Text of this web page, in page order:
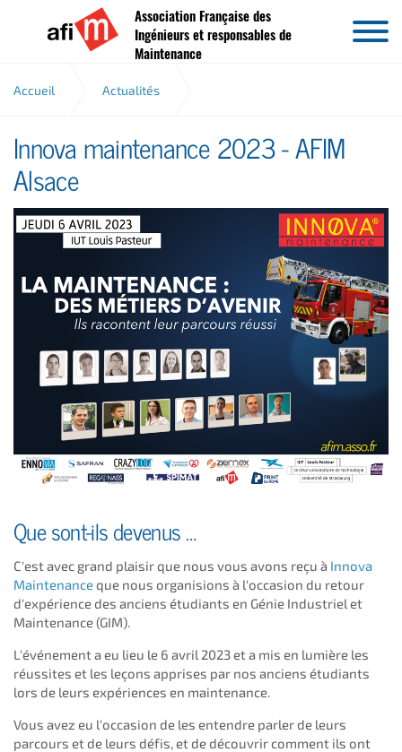
Aller au contenu
Association Française des
Ingénieurs et responsables de
Maintenance
Accueil Actualités
Innova maintenance 2023 - AFIM Alsace
Innova maintenance 2023 - AFIM
Alsace
Que sont-ils devenus …
C'est avec grand plaisir que nous vous avons reçu à Innova
Maintenanceque nous organisions à l'occasion du retour
d'expérience des anciens étudiants en Génie Industriel et
Maintenance (GIM).
L'événement a eu lieu le 6 avril 2023 et a mis en lumière les
réussites et les leçons apprises par nos anciens étudiants
lors de leurs expériences en maintenance.
Vous avez eu l'occasion de les entendre parler de leurs
parcours et de leurs défis, et de découvrir comment ils ont